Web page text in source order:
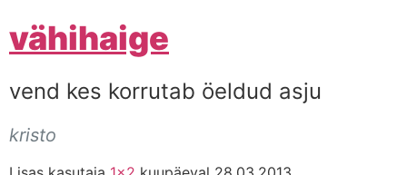
vähihaige
vend kes korrutab öeldud asju
kristo